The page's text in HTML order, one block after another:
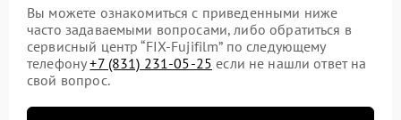
Вы можете ознакомиться с приведенными ниже
часто задаваемыми вопросами, либо обратиться в
сервисный центр “FIX-Fujifilm” по следующему
телефону+7 (831) 231-05-25 если не нашли ответ на
свой вопрос.